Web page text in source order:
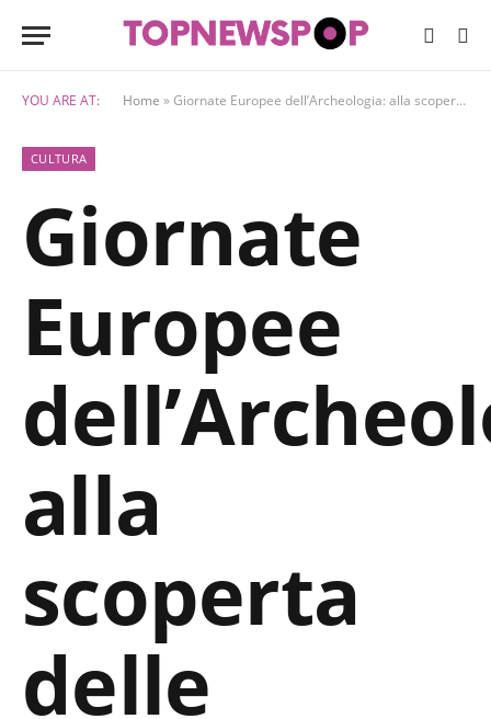
YOU ARE AT: Home »Giornate Europee dell’Archeologia: alla scoperta delle palafitte di Fiavé, Patrimonio Mondiale UNESCO
CULTURA
Giornate
Europee
alla
scoperta
delle